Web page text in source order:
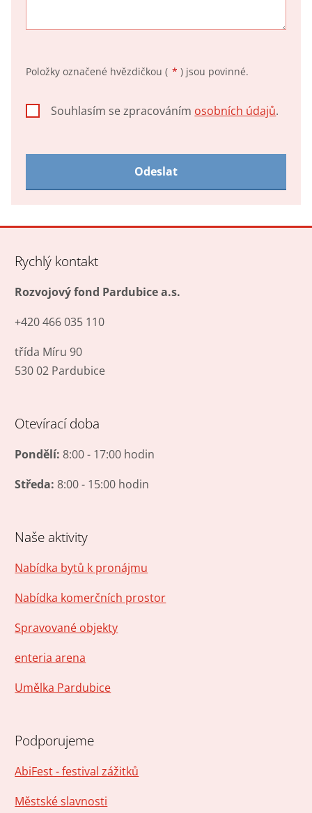
Položky označené hvězdičkou ( * ) jsou povinné.
Souhlasím
osobních
Souhlasím se zpracováním osobních údajů.
Odeslat
se
odeslat.
Rychlý kontakt
Rozvojový fond Pardubice a.s.
+420 466 035 110
třída Míru 90
530 02 Pardubice
Otevírací doba
Pondělí: 8:00 - 17:00 hodin
Středa: 8:00 - 15:00 hodin
Naše aktivity
Nabídka bytů k pronájmu
Nabídka komerčních prostor
Spravované objekty
enteria arena
Umělka Pardubice
Podporujeme
AbiFest - festival zážitků
Městské slavnosti